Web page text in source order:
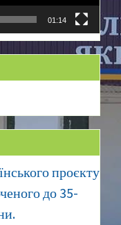
01:14
проєкту
до 35-